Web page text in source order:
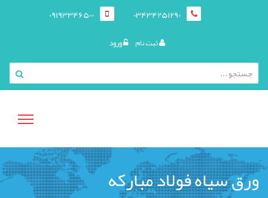
03434251290
09193346500
ثبت نام ورود
منوی
ورق سیاه فولاد مبارکه